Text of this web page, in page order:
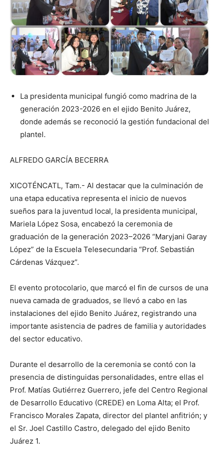
La presidenta municipal fungió como madrina de la
generación 2023-2026 en el ejido Benito Juárez,
donde además se reconoció la gestión fundacional del
plantel.
ALFREDO GARCÍA BECERRA
XICOTÉNCATL, Tam.- Al destacar que la culminación de
una etapa educativa representa el inicio de nuevos
sueños para la juventud local, la presidenta municipal,
Mariela López Sosa, encabezó la ceremonia de
graduación de la generación 2023–2026 “Maryjani Garay
López” de la Escuela Telesecundaria “Prof. Sebastián
Cárdenas Vázquez”.
El evento protocolario, que marcó el fin de cursos de una
nueva camada de graduados, se llevó a cabo en las
instalaciones del ejido Benito Juárez, registrando una
importante asistencia de padres de familia y autoridades
del sector educativo.
Durante el desarrollo de la ceremonia se contó con la
presencia de distinguidas personalidades, entre ellas el
Prof. Matías Gutiérrez Guerrero, jefe del Centro Regional
de Desarrollo Educativo (CREDE) en Loma Alta; el Prof.
Francisco Morales Zapata, director del plantel anfitrión; y
el Sr. Joel Castillo Castro, delegado del ejido Benito
Juárez 1.